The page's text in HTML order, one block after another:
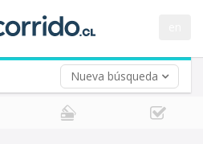
Nueva búsqueda